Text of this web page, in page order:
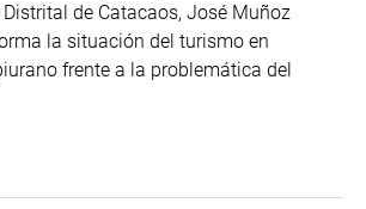
de Catacaos, José Muñoz
la situación del turismo en
frente a la problemática del